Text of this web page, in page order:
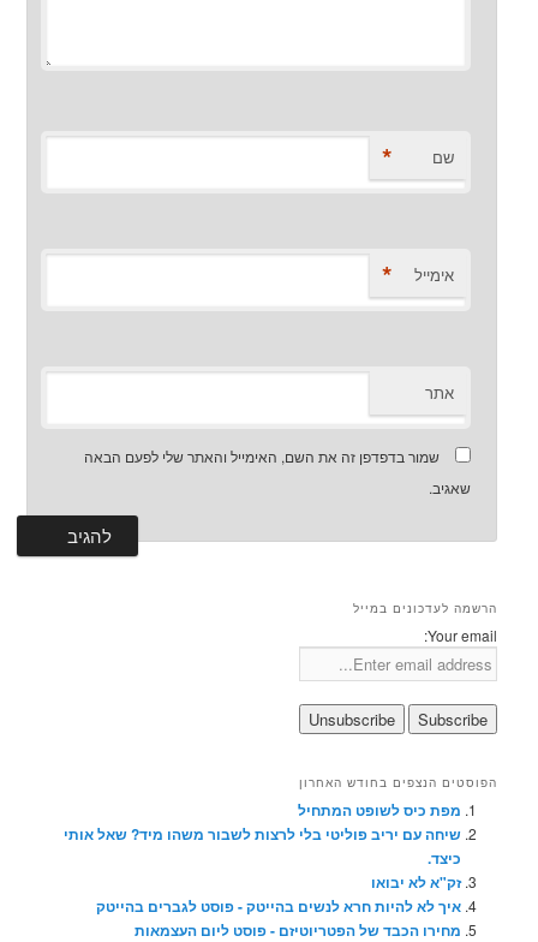
שם *
אימייל *
אתר
שמור בדפדפן זה את השם, האימייל והאתר שלי לפעם הבאה
שאגיב.
הרשמה לעדכונים במייל
Your email:
הפוסטים הנצפים בחודש האחרון
מפת כיס לשופט המתחיל
שיחה עם יריב פוליטי בלי לרצות לשבור משהו מיד? שאל אותי
כיצד.
זק"א לא יבואו
איך לא להיות חרא לנשים בהייטק - פוסט לגברים בהייטק
מחירו הכבד של הפטריוטיזם - פוסט ליום העצמאות